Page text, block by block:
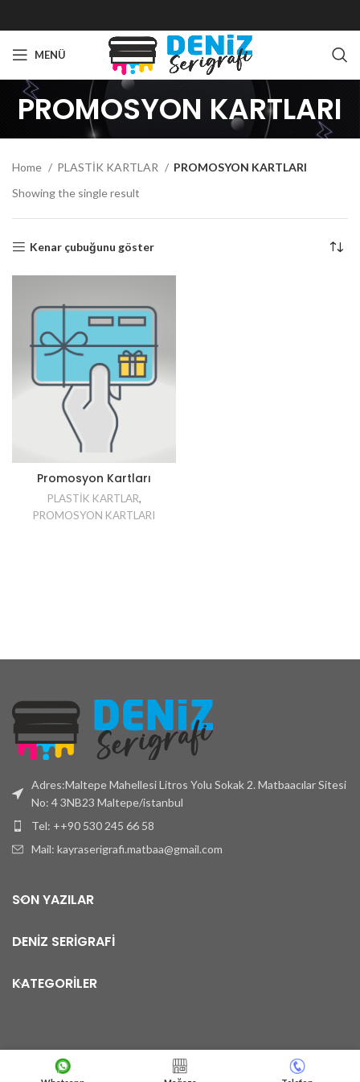
MENÜ
PROMOSYON KARTLARI
Home PLASTİK KARTLAR
PROMOSYON KARTLARI
Showing the single result
Kenar çubuğunu göster
Promosyon Kartları
PLASTİK KARTLAR,
PROMOSYON KARTLARI
Adres:Maltepe Mahellesi Litros Yolu Sokak 2. Matbaacılar Sitesi
No: 4 3NB23 Maltepe/istanbul
Tel: ++90 530 245 66 58
Mail: kayraserigrafi.matbaa@gmail.com
SON YAZILAR
DENİZ SERİGRAFİ
KATEGORİLER
UGİ MEDYA
. Medya Basın Yayın ve Reklam Hizmetleri Tüm